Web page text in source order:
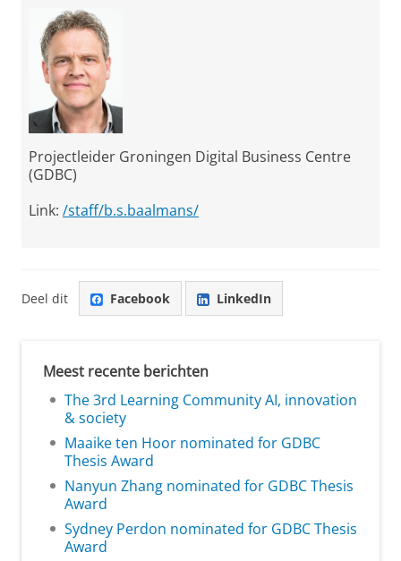
Projectleider Groningen Digital Business Centre
(GDBC)
Link: /staff/b.s.baalmans/
Deel dit Facebook LinkedIn
Meest recente berichten
The 3rd Learning Community AI, innovation
& society
Maaike ten Hoor nominated for GDBC
Thesis Award
Nanyun Zhang nominated for GDBC Thesis
Award
Sydney Perdon nominated for GDBC Thesis
Award